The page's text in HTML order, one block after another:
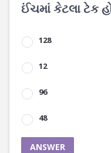
ઈંચમાં કેટલા ટેક
128
12
96
48
ANSWER